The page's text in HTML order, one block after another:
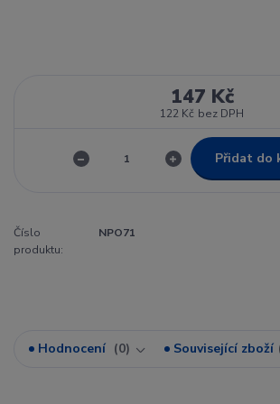
147 Kč
122 Kč bez DPH
Přidat do
Číslo
produktu:
NPO71
Hodnocení 0 Související zboží